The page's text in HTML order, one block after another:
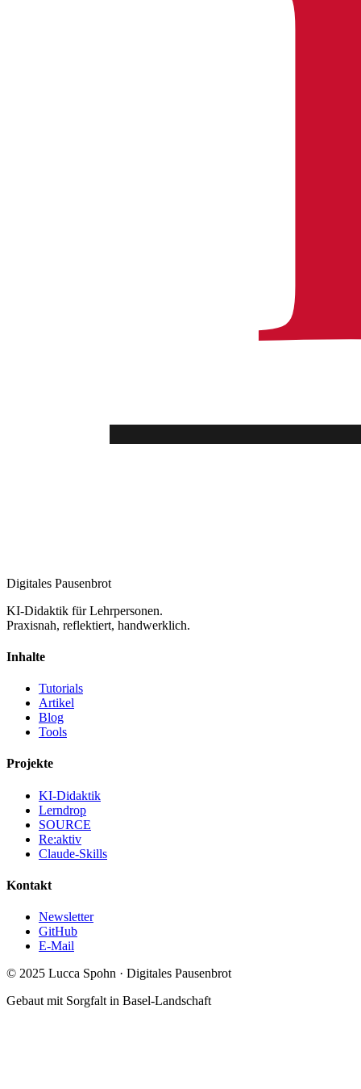
Digitales Pausenbrot
KI-Didaktik für Lehrpersonen.
Praxisnah, reflektiert, handwerklich.
Inhalte
Tutorials
Artikel
Blog
Tools
Projekte
KI-Didaktik
Lerndrop
SOURCE
Re:aktiv
Claude-Skills
Kontakt
Newsletter
GitHub
E-Mail
© 2025 Lucca Spohn · Digitales Pausenbrot
Gebaut mit Sorgfalt in Basel-Landschaft